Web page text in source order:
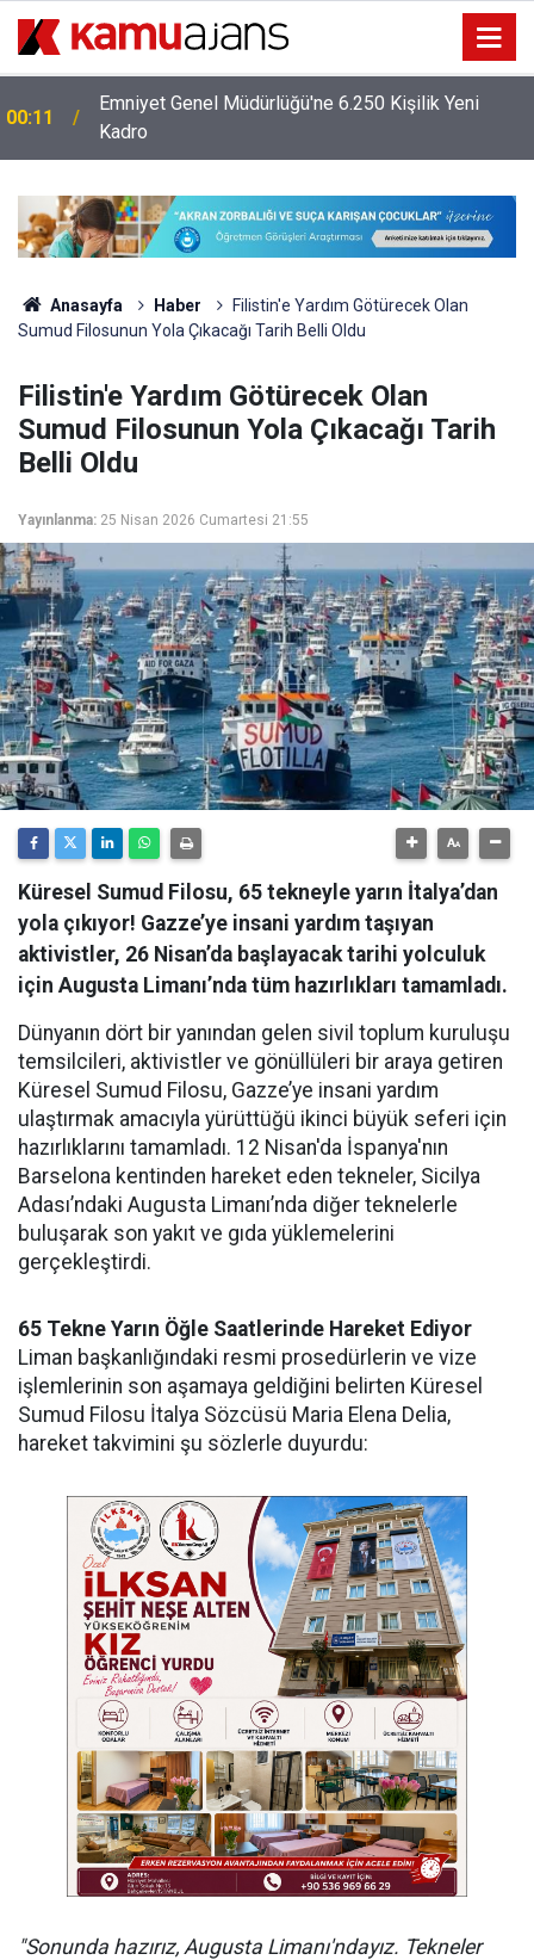
00:11
Emniyet Genel Müdürlüğü'ne 6.250 Kişilik Yeni
Kadro
Anasayfa Haber
Filistin'e Yardım Götürecek Olan
Sumud Filosunun Yola Çıkacağı Tarih Belli Oldu
Filistin'e Yardım Götürecek Olan
Sumud Filosunun Yola Çıkacağı Tarih
Belli Oldu
Yayınlanma: 25 Nisan 2026 Cumartesi 21:55
Küresel Sumud Filosu, 65 tekneyle yarın İtalya’dan
yola çıkıyor! Gazze’ye insani yardım taşıyan
aktivistler, 26 Nisan’da başlayacak tarihi yolculuk
için Augusta Limanı’nda tüm hazırlıkları tamamladı.
Dünyanın dört bir yanından gelen sivil toplum kuruluşu
temsilcileri, aktivistler ve gönüllüleri bir araya getiren
Küresel Sumud Filosu, Gazze’ye insani yardım
ulaştırmak amacıyla yürüttüğü ikinci büyük seferi için
hazırlıklarını tamamladı. 12 Nisan'da İspanya'nın
Barselona kentinden hareket eden tekneler, Sicilya
Adası’ndaki Augusta Limanı’nda diğer teknelerle
buluşarak son yakıt ve gıda yüklemelerini
gerçekleştirdi.
65 Tekne Yarın Öğle Saatlerinde Hareket Ediyor
Liman başkanlığındaki resmi prosedürlerin ve vize
işlemlerinin son aşamaya geldiğini belirten Küresel
Sumud Filosu İtalya Sözcüsü Maria Elena Delia,
hareket takvimini şu sözlerle duyurdu:
"Sonunda hazırız, Augusta Limanı'ndayız. Tekneler